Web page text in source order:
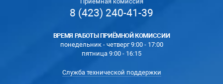
8 (423) 240-41-39
ВРЕМЯ РАБОТЫ ПРИЁМНОЙ КОМИССИИ
понедельник - четверг 9:00 - 17:00
пятница 9:00 - 16:15
Служба технической поддержки